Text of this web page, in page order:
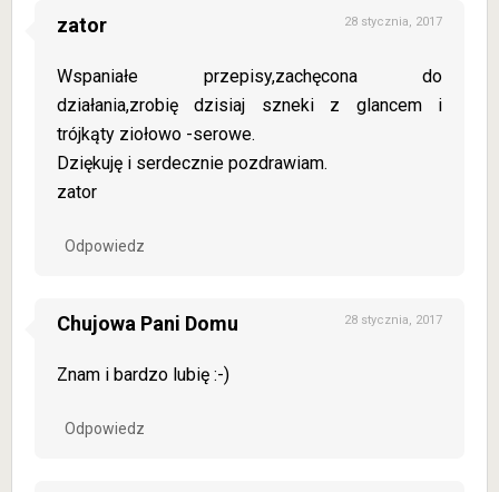
zator 28 stycznia, 2017
Wspaniałe przepisy,zachęcona do
działania,zrobię dzisiaj szneki z glancem i
trójkąty ziołowo -serowe.
Dziękuję i serdecznie pozdrawiam.
zator
Odpowiedz
Chujowa Pani Domu 28 stycznia, 2017
Znam i bardzo lubię :-)
Odpowiedz